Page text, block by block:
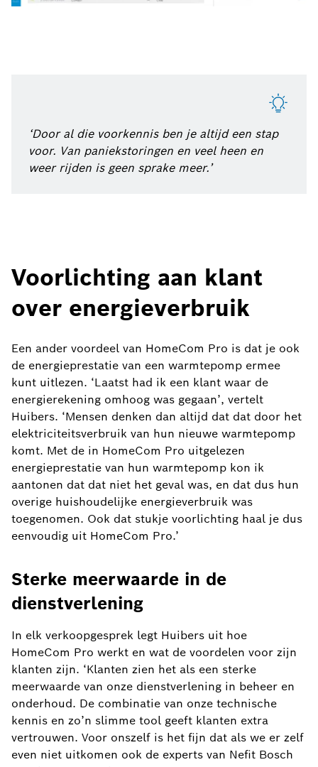
‘Door al die voorkennis ben je altijd een stap
voor. Van paniekstoringen en veel heen en
weer rijden is geen sprake meer.’
Voorlichting aan klant
over energieverbruik
Een ander voordeel van HomeCom Pro is dat je ook
de energieprestatie van een warmtepomp ermee
kunt uitlezen. ‘Laatst had ik een klant waar de
energierekening omhoog was gegaan’, vertelt
Huibers. ‘Mensen denken dan altijd dat dat door het
elektriciteitsverbruik van hun nieuwe warmtepomp
komt. Met de in HomeCom Pro uitgelezen
energieprestatie van hun warmtepomp kon ik
aantonen dat dat niet het geval was, en dat dus hun
overige huishoudelijke energieverbruik was
toegenomen. Ook dat stukje voorlichting haal je dus
eenvoudig uit HomeCom Pro.’
Sterke meerwaarde in de
dienstverlening
In elk verkoopgesprek legt Huibers uit hoe
HomeCom Pro werkt en wat de voordelen voor zijn
klanten zijn. ‘Klanten zien het als een sterke
meerwaarde van onze dienstverlening in beheer en
onderhoud. De combinatie van onze technische
kennis en zo’n slimme tool geeft klanten extra
vertrouwen. Voor onszelf is het fijn dat als we er zelf
even niet uitkomen ook de experts van Nefit Bosch